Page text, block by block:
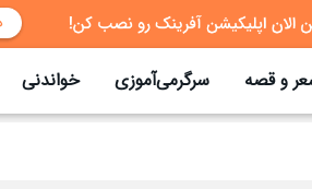
و قصه سرگرمی‌آموزی خواندنی